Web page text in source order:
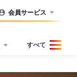
会員サービス
すべて